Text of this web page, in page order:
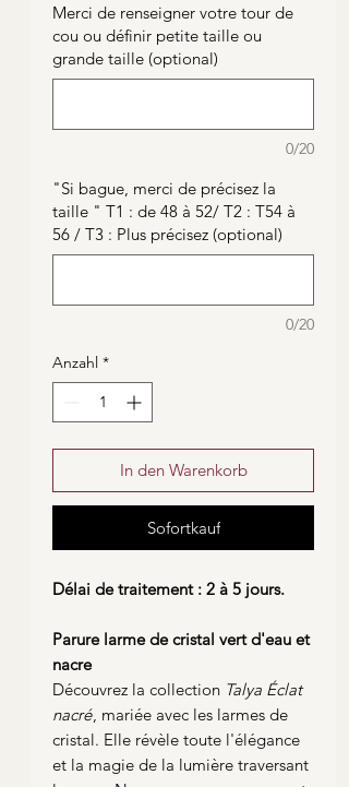
Merci de renseigner votre tour de
cou ou définir petite taille ou
grande taille (optional)
0/20
"Si bague, merci de précisez la
taille " T1 : de 48 à 52/ T2 : T54 à
56 / T3 : Plus précisez (optional)
0/20
Anzahl *
In den Warenkorb
Sofortkauf
Délai de traitement : 2 à 5 jours.
Parure larme de cristal vert d'eau et
nacre
Découvrez la collection Talya Éclat
nacré , mariée avec les larmes de
cristal. Elle révèle toute l'élégance
et la magie de la lumière traversant